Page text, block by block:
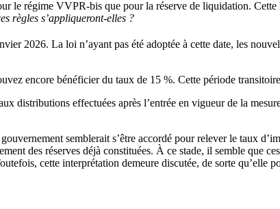
le régime VVPR-bis que pour la réserve de liquidation. Cette
règles s’appliqueront-elles ?
2026. La loi n’ayant pas été adoptée à cette date, les
encore bénéficier du taux de 15 %. Cette période
distributions effectuées après l’entrée en vigueur de la
semblerait s’être accordé pour relever le taux
des réserves déjà constituées. À ce stade, il semble que
cette interprétation demeure discutée, de sorte qu’elle